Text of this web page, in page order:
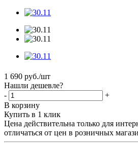
1 690 руб./шт
Нашли дешевле?
-
+
В корзину
Купить в 1 клик
Цена действительна только для
отличаться от цен в розничных